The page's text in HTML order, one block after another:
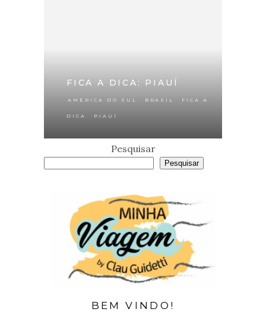
FICA A DICA: PIAUÍ
AMÉRICA DO SUL BRASIL FICA A
DICA PIAUÍ
Pesquisar
Pesquisar
BEM VINDO!